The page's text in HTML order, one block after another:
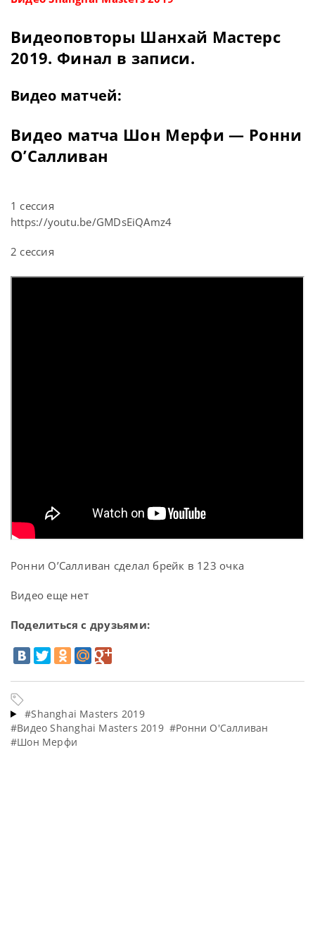
Видеоповторы Шанхай Мастерс
2019. Финал в записи.
Видео матчей:
Видео матча Шон Мерфи — Ронни
О’Салливан
1 сессия
https://youtu.be/GMDsEiQAmz4
2 сессия
Ронни О’Салливан сделал брейк в 123 очка
Видео еще нет
Поделиться с друзьями:
#Shanghai Masters 2019
#Видео Shanghai Masters 2019 #Ронни О'Салливан
#Шон Мерфи